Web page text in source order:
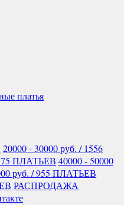
20000 - 30000руб. / 1556
ПЛАТЬЕВ 40000 - 50000
руб. / 955 ПЛАТЬЕВ
РАСПРОДАЖА